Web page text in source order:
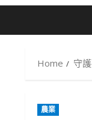
Home 守
農業